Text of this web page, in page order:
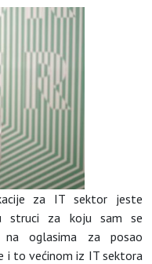
za IT sektor jeste
struci za koju sam se
na oglasima za posao
i to većinom iz IT sektora